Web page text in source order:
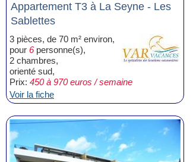
Appartement T3 à La Seyne - Les
Sablettes
3 pièces, de 70 m² environ,
pour 6personne(s),
2 chambres,
orienté sud,
Prix: 450 à 970 euros / semaine
Voir la fiche